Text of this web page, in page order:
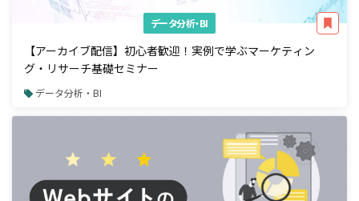
データ分析・BI
【アーカイブ配信】初心者歓迎！実例で学ぶマーケティン
グ・リサーチ基礎セミナー
データ分析・BI